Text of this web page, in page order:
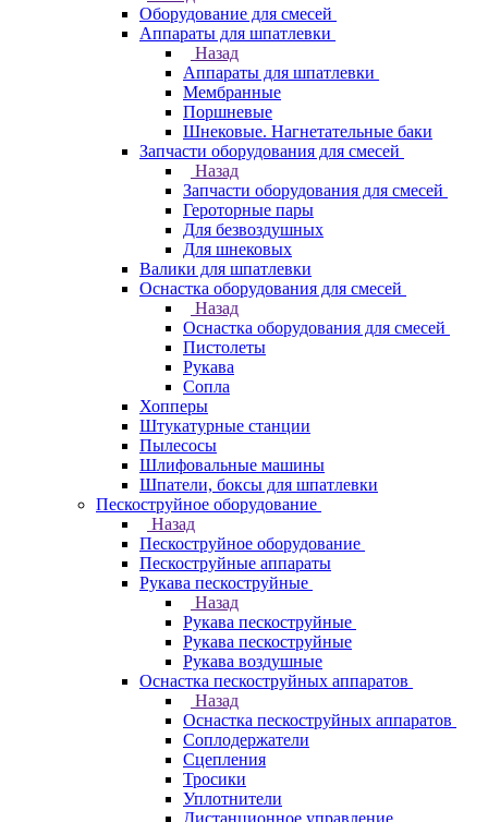
Оборудование для смесей
Аппараты для шпатлевки
Назад
Аппараты для шпатлевки
Мембранные
Поршневые
Шнековые. Нагнетательные баки
Запчасти оборудования для смесей
Назад
Запчасти оборудования для смесей
Героторные пары
Для безвоздушных
Для шнековых
Валики для шпатлевки
Оснастка оборудования для смесей
Назад
Оснастка оборудования для смесей
Пистолеты
Рукава
Сопла
Хопперы
Штукатурные станции
Пылесосы
Шлифовальные машины
Шпатели, боксы для шпатлевки
Пескоструйное оборудование
Назад
Пескоструйное оборудование
Пескоструйные аппараты
Рукава пескоструйные
Назад
Рукава пескоструйные
Рукава пескоструйные
Рукава воздушные
Оснастка пескоструйных аппаратов
Назад
Оснастка пескоструйных аппаратов
Соплодержатели
Сцепления
Тросики
Уплотнители
Дистанционное управление